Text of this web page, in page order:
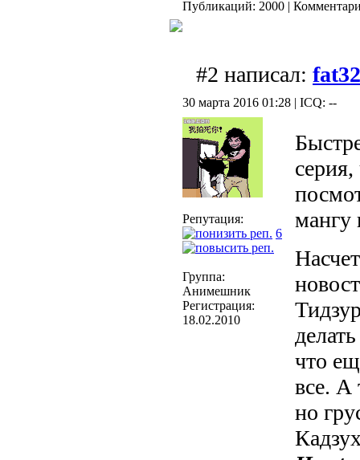
Публикаций: 2000 |
#2 написал: fat32
30 марта 2016 01:28 | ICQ: --
Репутация:
6
Группа:
Анимешник
Регистрация:
18.02.2010
мангу
что
все. А
но